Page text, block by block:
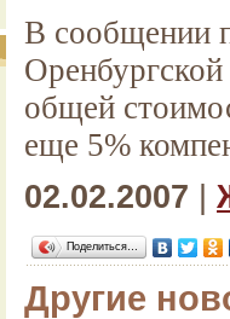
В сообщении
Оренбургской
общей
еще 5%
02.02.2007
Поделиться…
Другие